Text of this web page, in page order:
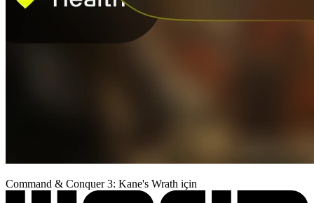
Command & Conquer 3: Kane's Wrath için